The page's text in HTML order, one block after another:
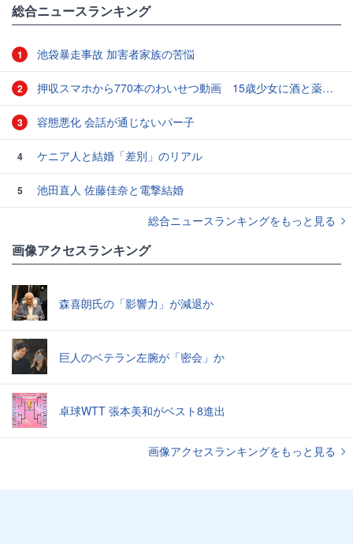
総合ニュースランキング
1 池袋暴走事故 加害者家族の苦悩
2 押収スマホから770本のわいせつ動画 15歳少女に酒と薬飲ませ性的暴行か 54歳男を再逮捕 「薬もありますよ」とSNSで誘い出し
3 容態悪化 会話が通じないパー子
4 ケニア人と結婚「差別」のリアル
5
池田直人 佐藤佳奈と電撃結婚
総合ニュースランキングをもっと見る
画像アクセスランキング
森喜朗氏の「影響力」が減退か
巨人のベテラン左腕が「密会」か
卓球WTT 張本美和がベスト8進出
画像アクセスランキングをもっと見る